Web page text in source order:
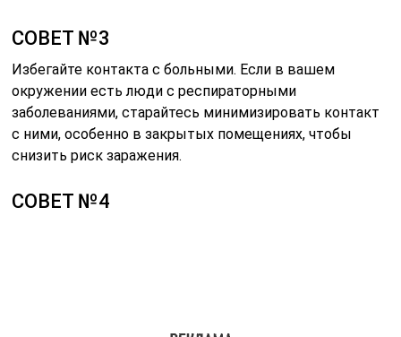
СОВЕТ №3
Избегайте контакта с больными. Если в вашем
окружении есть люди с респираторными
заболеваниями, старайтесь минимизировать контакт
с ними, особенно в закрытых помещениях, чтобы
снизить риск заражения.
СОВЕТ №4